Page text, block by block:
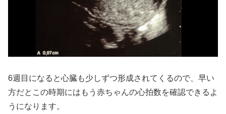
6週目になると心臓も少しずつ形成されてくるので、早い
方だとこの時期にはもう赤ちゃんの心拍数を確認できるよ
うになります。